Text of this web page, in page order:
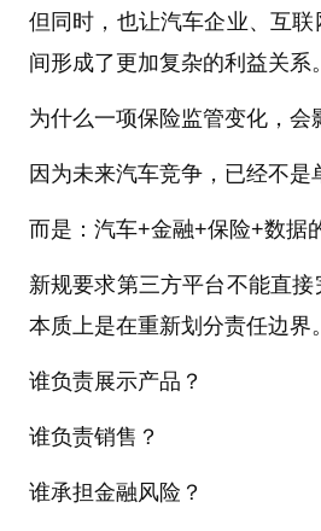
但同时，也让汽车企业、互联
间形成了更加复杂的利益关系。
为什么一项保险监管变化，会
因为未来汽车竞争，已经不是
而是：汽车+金融+保险+数据
新规要求第三方平台不能直接
本质上是在重新划分责任边界。
谁负责展示产品？
谁负责销售？
谁承担金融风险？